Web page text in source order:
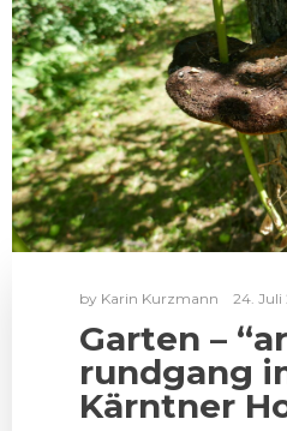
by Karin Kurzmann 24. Juli
Garten –
rundgang
Kärntner